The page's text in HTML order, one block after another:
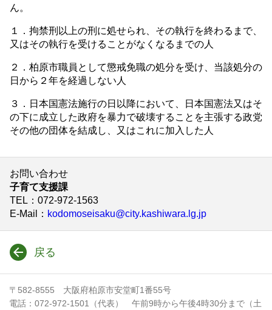
ん。
１．拘禁刑以上の刑に処せられ、その執行を終わるまで、
又はその執行を受けることがなくなるまでの人
２．柏原市職員として懲戒免職の処分を受け、当該処分の
日から２年を経過しない人
３．日本国憲法施行の日以降において、日本国憲法又はそ
の下に成立した政府を暴力で破壊することを主張する政党
その他の団体を結成し、又はこれに加入した人
お問い合わせ
子育て支援課
TEL ：072-972-1563
E-Mail
： kodomoseisaku@city.kashiwara.lg.jp
戻る
〒582-8555 大阪府柏原市安堂町1番55号
電話：072-972-1501（代表） 午前9時から午後4時30分まで（土